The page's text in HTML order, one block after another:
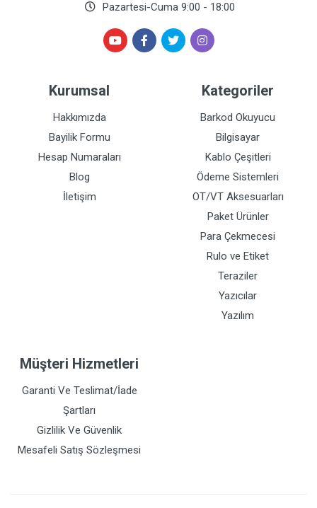
Pazartesi-Cuma 9:00 - 18:00
Kurumsal
Hakkımızda
Bayilik Formu
Hesap Numaraları
Blog
İletişim
Kategoriler
Barkod Okuyucu
Bilgisayar
Kablo Çeşitleri
Ödeme Sistemleri
OT/VT Aksesuarları
Paket Ürünler
Para Çekmecesi
Rulo ve Etiket
Teraziler
Yazıcılar
Yazılım
Müşteri Hizmetleri
Garanti Ve Teslimat/İade
Şartları
Gizlilik Ve Güvenlik
Mesafeli Satış Sözleşmesi